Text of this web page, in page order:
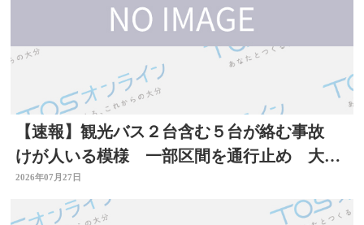
【速報】観光バス２台含む５台が絡む事故
けが人いる模様 一部区間を通行止め 大分
自動車道
2026年07月27日